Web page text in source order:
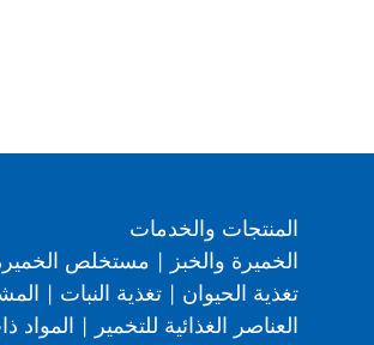
المنتجات والخدمات
الخميرة والخبز | مستخلص
تغذية الحيوان | تغذية النبات |
العناصر الغذائية للتخمير | المواد